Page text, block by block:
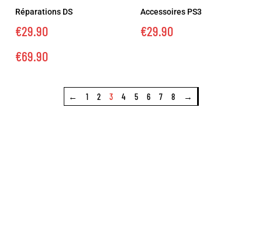
variations.
options
peuvent
Réparations DS
€29.90
€69.90
Accessoires PS3
€29.90
← 1 2 3 4 5 6 7 8 →